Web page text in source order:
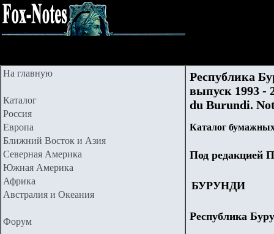
На главную
Каталог
Россия
Европа
Ближний Восток и Азия
Северная Америка
Южная Америка
Африка
Австралия и Океания
Форум
Республика
выпуск 1993 -
du Burundi.
Каталог
Под редакцией
БУРУНДИ
Республика